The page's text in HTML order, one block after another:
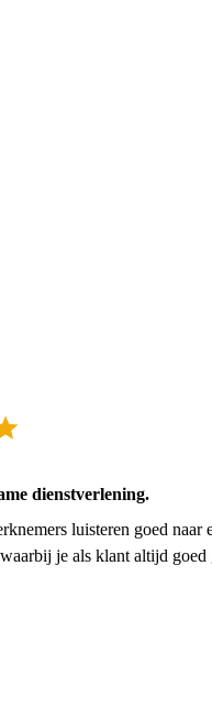
dienstverlening.
luisteren goed naar
je als klant altijd